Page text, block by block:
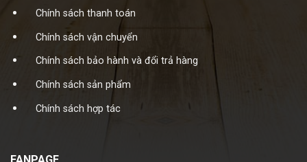
Chính sách thanh toán
Chính sách vận chuyển
Chính sách bảo hành và đổi trả hàng
Chính sách sản phẩm
Chính sách hợp tác